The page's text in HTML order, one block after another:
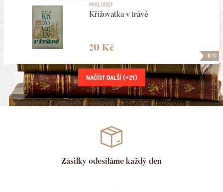
8/10
POHL JOSEF
Křižovatka v trávě
20 Kč
NAČÍST DALŠÍ (+21)
Zásilky odesíláme každý den